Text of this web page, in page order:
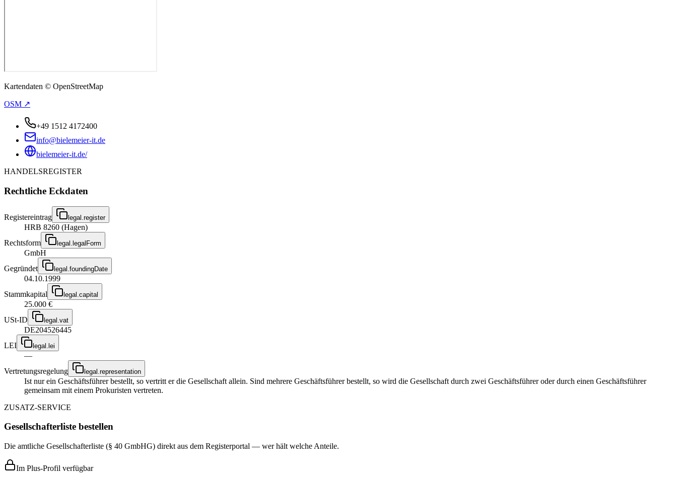
Kartendaten © OpenStreetMap
OSM ↗
+49 1512 4172400
info@bielemeier-it.de
bielemeier-it.de/
HANDELSREGISTER
Rechtliche Eckdaten
Registereintrag legal.register
HRB 8260 (Hagen)
Rechtsform
legal.legalForm
GmbH
Gegründet
legal.foundingDate
04.10.1999
Stammkapital
legal.capital
25.000 €
USt-ID
legal.vat
DE204526445
LEI
legal.lei
—
Vertretungsregelung
legal.representation
Ist nur ein Geschäftsführer bestellt, so vertritt er die Gesellschaft allein. Sind mehrere Geschäftsführer bestellt, so wird die Gesellschaft durch zwei Geschäftsführer oder durch einen Geschäftsführer
gemeinsam mit einem Prokuristen vertreten.
ZUSATZ-SERVICE
Gesellschafterliste bestellen
Die amtliche Gesellschafterliste (§ 40 GmbHG) direkt aus dem Registerportal — wer hält welche Anteile.
Im Plus-Profil verfügbar